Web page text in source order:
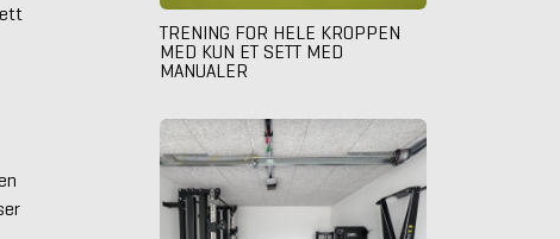
TRENING FOR HELE KROPPEN
MED KUN ET SETT MED
MANUALER